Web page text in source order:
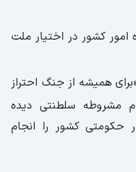
کشور در اختیار ملت
همیشه از جنگ احتراز
مشروطه سلطنتی دیده
حکومتی کشور را انجام